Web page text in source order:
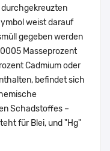
durchgekreuzten
weist darauf
gegeben werden
Masseprozent
Cadmium oder
befindet sich
Schadstoffes –
für Blei, und "Hg"